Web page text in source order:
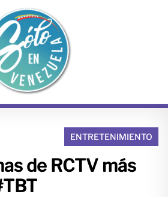
ENTRETENIMIENTO
de RCTV más